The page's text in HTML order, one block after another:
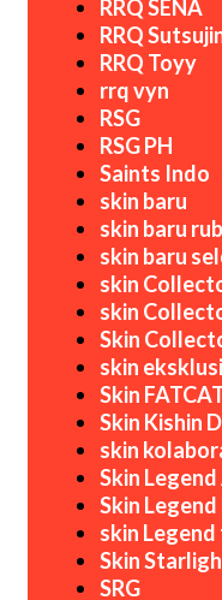
RRQ SENA
RRQ
RRQ Toyy
rrq vyn
RSG
RSG PH
Saints Indo
skin baru
skin baru
skin baru
skin
skin
Skin
skin
Skin
Skin Kishin
skin
Skin
Skin
skin
Skin
SRG